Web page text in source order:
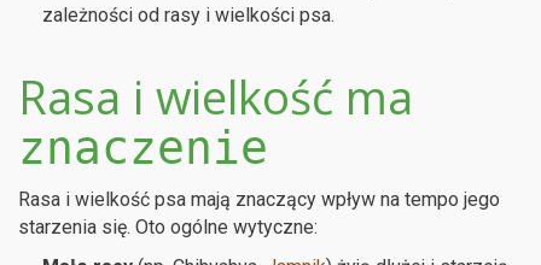
zależności od rasy i wielkości psa.
Rasa i wielkość ma
znaczenie
Rasa i wielkość psa mają znaczący wpływ na tempo jego
starzenia się. Oto ogólne wytyczne: